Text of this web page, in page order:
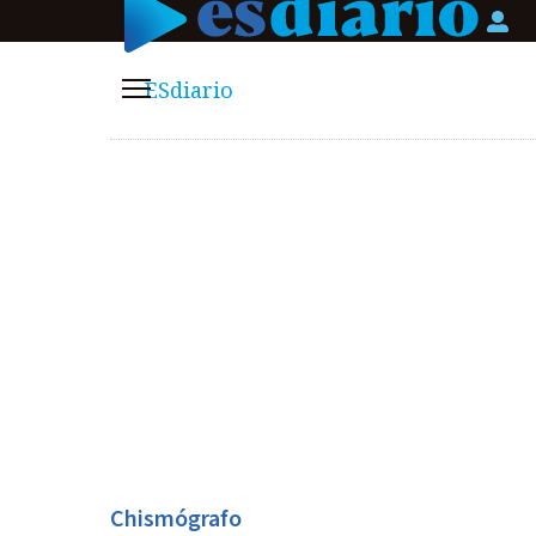
Menú
ESdiario
Chismógrafo